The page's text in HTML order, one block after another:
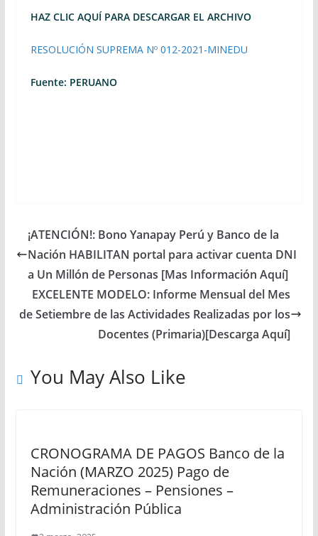
HAZ CLIC AQUÍ PARA DESCARGAR EL ARCHIVO
RESOLUCIÓN SUPREMA Nº 012-2021-MINEDU
Fuente: PERUANO
¡ATENCIÓN!: Bono Yanapay Perú y Banco de la
Nación HABILITAN portal para activar cuenta DNI
a Un Millón de Personas [Mas Información Aquí]
EXCELENTE MODELO: Informe Mensual del Mes
de Setiembre de las Actividades Realizadas por los
Docentes (Primaria)[Descarga Aquí]
You May Also Like
CRONOGRAMA DE PAGOS Banco de la
Nación (MARZO 2025) Pago de
Remuneraciones – Pensiones –
Administración Pública